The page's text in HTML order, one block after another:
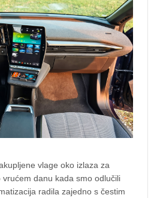
vlage oko izlaza za
danu kada smo odlučili
radila zajedno s čestim